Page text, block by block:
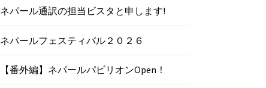
ネパール通訳の担当ビスタと申します!
ネパールフェスティバル２０２６
【番外編】ネパールパビリオンOpen！